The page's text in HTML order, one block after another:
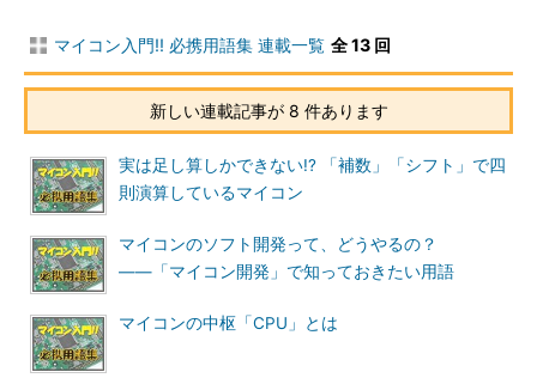
マイコン入門!! 必携用語集 連載一覧 全 13 回
新しい連載記事が 8 件あります
実は足し算しかできない!? 「補数」「シフト」で四
則演算しているマイコン
マイコンのソフト開発って、どうやるの？
――「マイコン開発」で知っておきたい用語
マイコンの中枢「CPU」とは